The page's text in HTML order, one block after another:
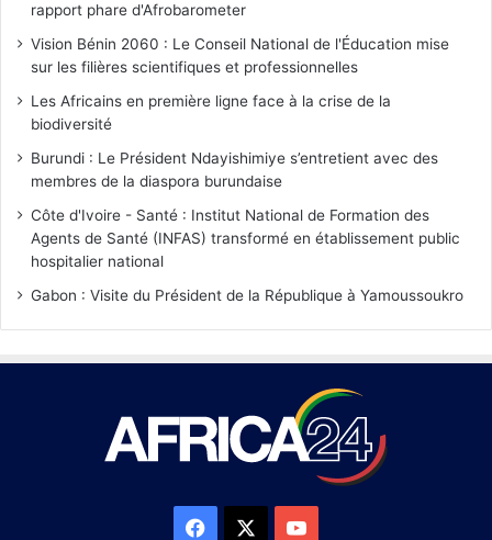
rapport phare d'Afrobarometer
Vision Bénin 2060 : Le Conseil National de l'Éducation mise
sur les filières scientifiques et professionnelles
Les Africains en première ligne face à la crise de la
biodiversité
Burundi : Le Président Ndayishimiye s’entretient avec des
membres de la diaspora burundaise
Côte d'Ivoire - Santé : Institut National de Formation des
Agents de Santé (INFAS) transformé en établissement public
hospitalier national
Gabon : Visite du Président de la République à Yamoussoukro